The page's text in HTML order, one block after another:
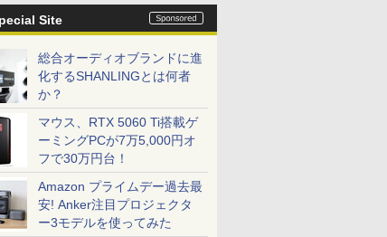
Site
総合オーディオブランドに進
化するSHANLINGとは何者
か？
マウス、RTX 5060 Ti搭載ゲ
ーミングPCが7万5,000円オ
フで30万円台！
Amazon プライムデー過去最
安! Anker注目プロジェクタ
ー3モデルを使ってみた